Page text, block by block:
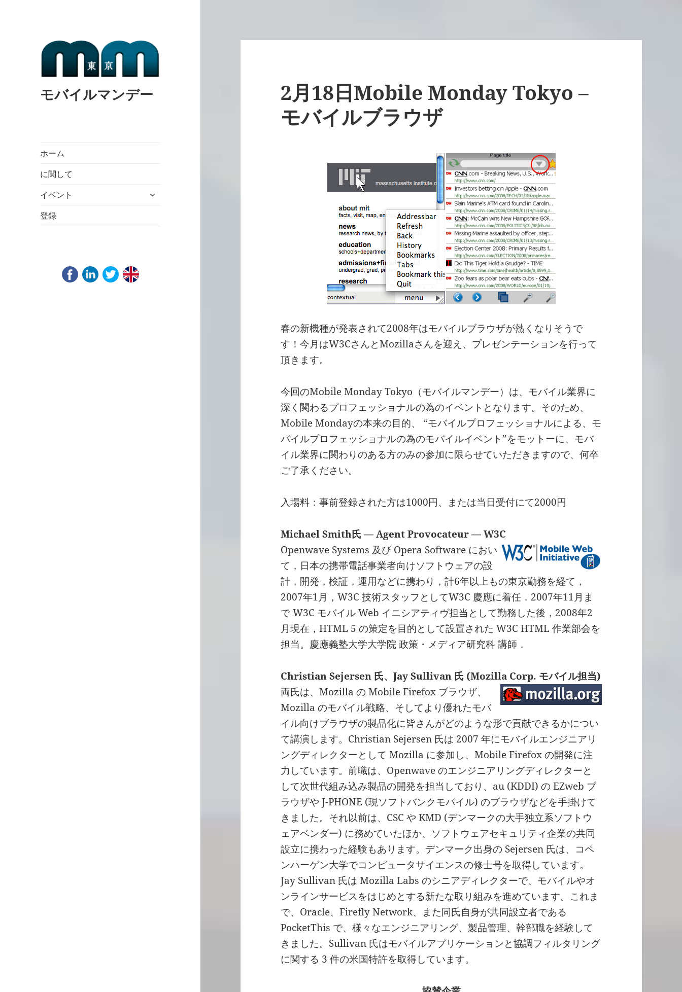
モバイルマンデー
ホーム
に関して
イベント
expand
登録
2月18日Mobile Monday Tokyo –
モバイルブラウザ
春の新機種が発表されて2008年はモバイルブラウザが熱くなりそうで
す！今月はW3CさんとMozillaさんを迎え、プレゼンテーションを行って
頂きます。
今回のMobile Monday Tokyo（モバイルマンデー）は、モバイル業界に
深く関わるプロフェッショナルの為のイベントとなります。そのため、
Mobile Mondayの本来の目的、 “モバイルプロフェッショナルによる、モ
バイルプロフェッショナルの為のモバイルイベント”をモットーに、モバ
イル業界に関わりのある方のみの参加に限らせていただきますので、何卒
ご了承ください。
入場料：事前登録された方は1000円、または当日受付にて2000円
Michael Smith氏 — Agent Provocateur — W3C
Openwave Systems 及び Opera Software におい
て，日本の携帯電話事業者向けソフトウェアの設
計，開発，検証，運用などに携わり，計6年以上もの東京勤務を経て，
2007年1月，W3C 技術スタッフとしてW3C 慶應に着任．2007年11月ま
で W3C モバイル Web イニシアティヴ担当として勤務した後，2008年2
月現在，HTML 5 の策定を目的として設置された W3C HTML 作業部会を
担当。慶應義塾大学大学院 政策・メディア研究科 講師．
Christian Sejersen 氏、Jay Sullivan 氏 (Mozilla Corp. モバイル担当)
両氏は、Mozilla の Mobile Firefox ブラウザ、
Mozilla のモバイル戦略、そしてより優れたモバ
イル向けブラウザの製品化に皆さんがどのような形で貢献できるかについ
て講演します。Christian Sejersen 氏は 2007 年にモバイルエンジニアリ
ングディレクターとして Mozilla に参加し、Mobile Firefox の開発に注
力しています。前職は、Openwave のエンジニアリングディレクターと
して次世代組み込み製品の開発を担当しており、au (KDDI) の EZweb ブ
ラウザや J-PHONE (現ソフトバンクモバイル) のブラウザなどを手掛けて
きました。それ以前は、CSC や KMD (デンマークの大手独立系ソフトウ
ェアベンダー) に務めていたほか、ソフトウェアセキュリティ企業の共同
設立に携わった経験もあります。デンマーク出身の Sejersen 氏は、コペ
ンハーゲン大学でコンピュータサイエンスの修士号を取得しています。
Jay Sullivan 氏は Mozilla Labs のシニアディレクターで、モバイルやオ
ンラインサービスをはじめとする新たな取り組みを進めています。これま
で、Oracle、Firefly Network、また同氏自身が共同設立者である
PocketThis で、様々なエンジニアリング、製品管理、幹部職を経験して
きました。Sullivan 氏はモバイルアプリケーションと協調フィルタリング
に関する 3 件の米国特許を取得しています。